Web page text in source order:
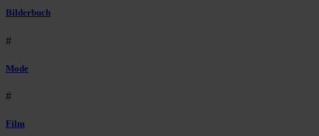
Bilderbuch
#
Mode
#
Film